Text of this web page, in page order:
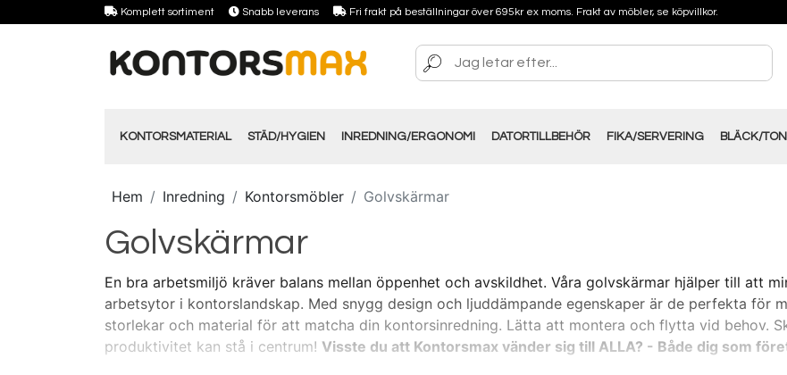
Komplett sortiment Snabb leverans Fri frakt på beställningar över 695kr ex moms. Frakt av möbler, se köpvillkor.
KONTORSMATERIAL STÄD/HYGIEN INREDNING/ERGONOMI DATORTILLBEHÖR FIKA/SERVERING BLÄCK/
Hem Inredning Kontorsmöbler Golvskärmar
Golvskärmar
En bra arbetsmiljö kräver balans mellan öppenhet och avskildhet. Våra golvskärmar hjälper till att
arbetsytor i kontorslandskap. Med snygg design och ljuddämpande egenskaper är de perfekta för
storlekar och material för att matcha din kontorsinredning. Lätta att montera och flytta vid behov.
produktivitet kan stå i centrum! Visste du att Kontorsmax vänder sig till ALLA? - Både dig som